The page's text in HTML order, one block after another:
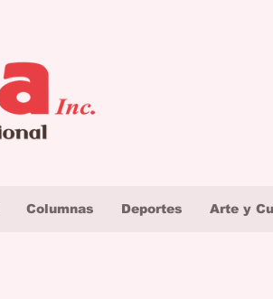
Columnas Deportes Arte y